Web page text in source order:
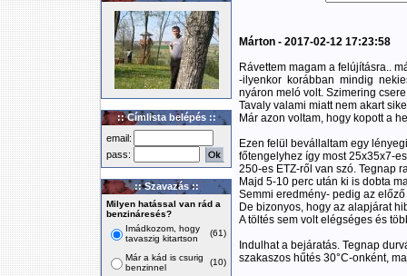
:: Címlista belépés ::
email:
pass:
:: Szavazás ::
Milyen hatással van rád a
benzináresés?
Imádkozom, hogy
tavaszig kitartson
(61)
Már a kád is csurig
benzinnel
(10)
Márton - 2017-02-12 17:23:58
Rávettem magam a felújításra..
-ilyenkor korábban mindig
nyáron meló volt. Szimering
Tavaly valami miatt nem akart
Már azon voltam, hogy kopott a
Ezen felül bevállaltam egy
főtengelyhez így most 25x35x7-
250-es ETZ-ről van szó. Tegnap
Majd 5-10 perc után ki is dobta
Semmi eredmény- pedig az
De bizonyos, hogy az alapjárat
A töltés sem volt elégséges és
Indulhat a bejáratás. Tegnap
szakaszos hűtés 30°C-onként,